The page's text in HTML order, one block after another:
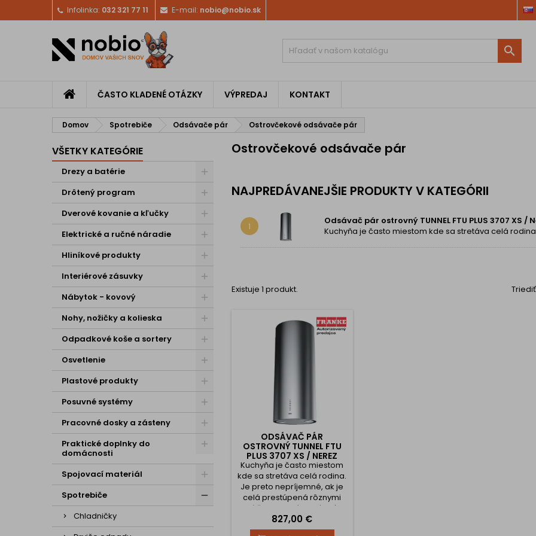
Infolinka: 032 321 77 11 E-mail: nobio@nobio.sk

ČASTO KLADENÉ OTÁZKY VÝPREDAJ KONTAKT
Domov Spotrebiče Odsávače pár Ostrovčekové odsávače pár
VŠETKY KATEGÓRIE
Drezy a batérie
Drôtený program
Dverové kovanie a kľučky
Elektrické a ručné náradie
Hliníkové produkty
Interiérové zásuvky
Nábytok - kovový
Nohy, nožičky a kolieska
Odpadkové koše a sortery
Osvetlenie
Plastové produkty
Posuvné systémy
Pracovné dosky a zásteny
Praktické doplnky do
domácnosti
Spojovací materiál
Spotrebiče
Chladničky
Ostrovčekové odsávače pár
NAJPREDÁVANEJŠIE PRODUKTY V KATEGÓRII
1
Odsávač pár ostrovný TUNNEL FTU PLUS 3707 XS /
Existuje 1 produkt.
ODSÁVAČ PÁR
OSTROVNÝ TUNNEL FTU
PLUS 3707 XS / NEREZ
Kuchyňa je často miestom
kde sa stretáva celá rodina.
Je preto nepríjemné, ak je
celá prestúpená rôznymi
vôňami, ktoré vytvárajú
nepríjemnú atmosféru.
Tomuto môže zabrániť
Cena
827,00 €